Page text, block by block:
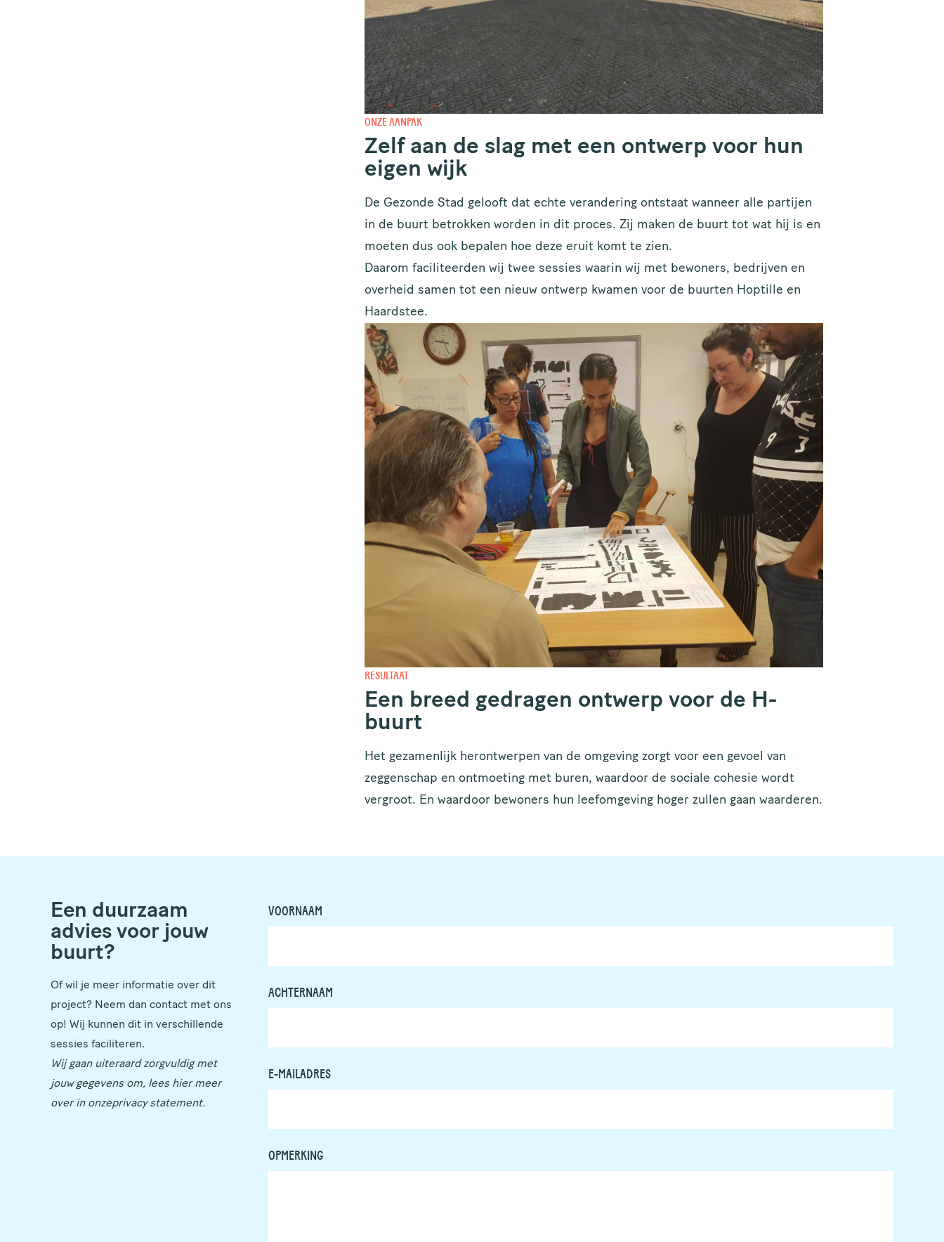
ONZE AANPAK
Zelf aan de slag met een ontwerp voor hun
eigen wijk
De Gezonde Stad gelooft dat echte verandering ontstaat wanneer alle partijen
in de buurt betrokken worden in dit proces. Zij maken de buurt tot wat hij is en
moeten dus ook bepalen hoe deze eruit komt te zien.
Daarom faciliteerden wij twee sessies waarin wij met bewoners, bedrijven en
overheid samen tot een nieuw ontwerp kwamen voor de buurten Hoptille en
Haardstee.
RESULTAAT
Een breed gedragen ontwerp voor de H-
buurt
Het gezamenlijk herontwerpen van de omgeving zorgt voor een gevoel van
zeggenschap en ontmoeting met buren, waardoor de sociale cohesie wordt
vergroot. En waardoor bewoners hun leefomgeving hoger zullen gaan waarderen.
Een duurzaam
advies voor jouw
buurt?
Of wil je meer informatie over dit
project? Neem dan contact met ons
op! Wij kunnen dit in verschillende
sessies faciliteren.
Wij gaan uiteraard zorgvuldig met
jouw gegevens om, lees hier meer
over in onzeprivacy statement.
VOORNAAM
ACHTERNAAM
E-MAILADRES
OPMERKING
Meld je aan voor de nieuwsbrief
van de Gezonde Stad!
Eens per maand sturen wij een nieuwsbrief, dus wil jij op de hoogte